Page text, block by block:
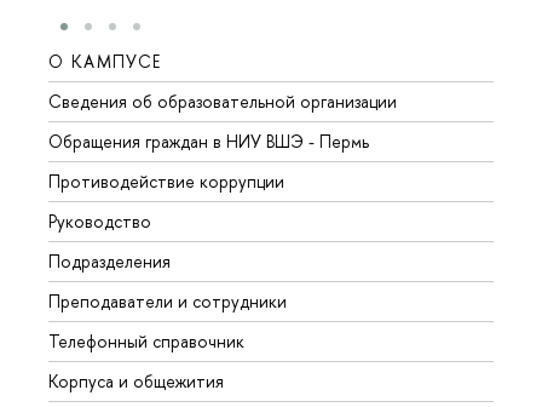
О КАМПУСЕ
Сведения об образовательной организации
Обращения граждан в НИУ ВШЭ - Пермь
Противодействие коррупции
Руководство
Подразделения
Преподаватели и сотрудники
Телефонный справочник
Корпуса и общежития